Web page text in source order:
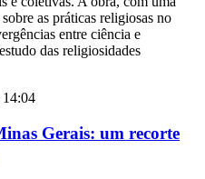
as práticas religiosas no
entre ciência e
das religiosidades
14:04
Gerais: um recorte